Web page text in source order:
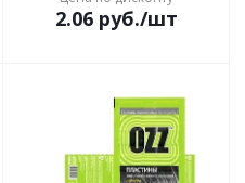
2.06руб./шт